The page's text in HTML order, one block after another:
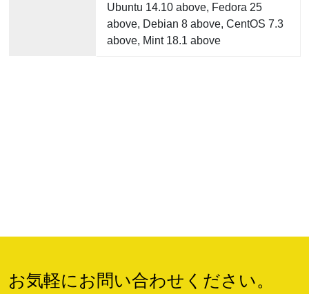
Ubuntu 14.10 above, Fedora 25
above, Debian 8 above, CentOS 7.3
above, Mint 18.1 above
お気軽にお問い合わせください。